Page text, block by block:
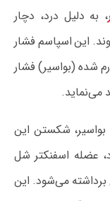
، به دلیل درد، دچار
این اسپاسم فشار
شده (بواسیر) فشار
می‌نماید.
بواسیر، شکستن این
عضله اسفنکتر شل
می‌شود. این